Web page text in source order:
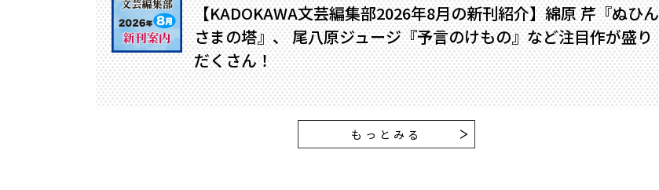
【KADOKAWA文芸編集部2026年8月の新刊紹介】綿原 芹『ぬひん
さまの塔』、 尾八原ジュージ『予言のけもの』など注目作が盛り
だくさん！
もっとみる